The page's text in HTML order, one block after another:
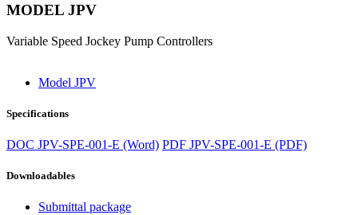
MODEL JPV
Variable Speed Jockey Pump Controllers
Model JPV
Specifications
DOC JPV-SPE-001-E (Word) PDF JPV-SPE-001-E (PDF)
Downloadables
Submittal package